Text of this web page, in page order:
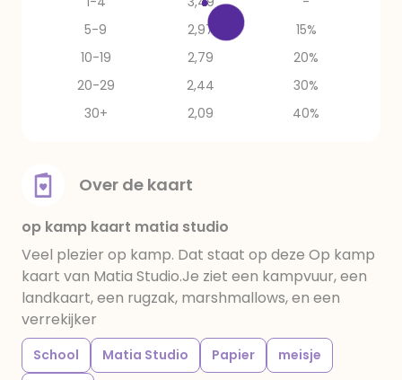
5-9
2,97
15%
10-19
2,79
20%
20-29
2,44
30%
30+
2,09 40%
Over de kaart
op kamp kaart matia studio
Veel plezier op kamp. Dat staat op deze Op kamp
kaart van Matia Studio.Je ziet een kampvuur, een
landkaart, een rugzak, marshmallows, en een
verrekijker
School Matia Studio Papier
meisje